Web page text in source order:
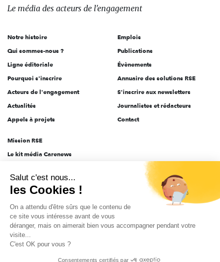
des
l'engagement
Le média des acteurs de l'engagement
Notre histoire
Qui sommes-nous ?
Ligne éditoriale
Pourquoi s'inscrire
Acteurs de l'engagement
Actualités
Appels à projets
Emplois
Publications
Évènements
Annuaire des solutions RSE
S'inscrire aux newsletters
Journalistes et rédacteurs
Contact
Mission RSE
Le kit média Carenews
AEF info
Novethic
PRODURABLE
Inclusiv Day
Données personnelles Mentions légales 2025-2026 Tout droits réservés
Salut c'est nous...
les Cookies !
On a attendu d'être sûrs que le contenu de
ce site vous intéresse avant de vous
déranger, mais on aimerait bien vous accompagner pendant votre
visite...
C'est OK pour vous ?
Consentements certifiés par